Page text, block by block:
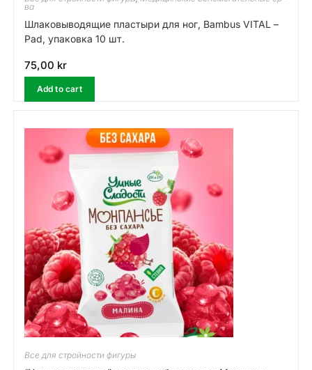
ва
Шлаковыводящие пластыри для ног, Bambus VITAL –
Pad, упаковка 10 шт.
75,00 kr
Add to cart
Все для стройности фигуры